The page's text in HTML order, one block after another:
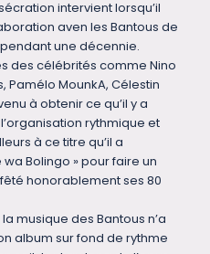
intervient lorsqu’il
aven les Bantous de
une décennie.
des célébrités comme Nino
Pamélo MounkA, Célestin
à obtenir ce qu’il y a
rythmique et
à ce titre qu’il a
Bolingo » pour faire un
honorablement ses 80
musique des Bantous n’a
album sur fond de rythme